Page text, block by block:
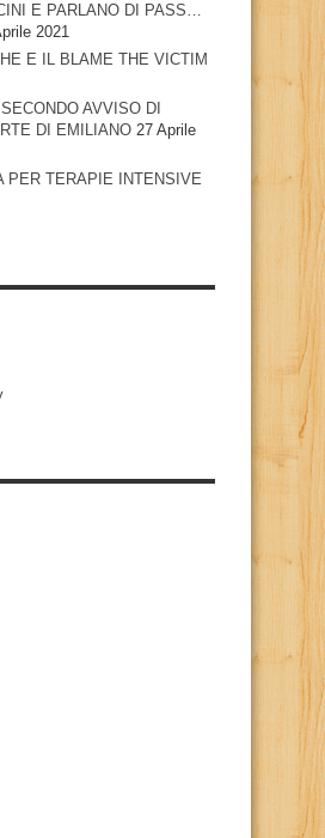
E PARLANO DI PASS…
2021
E IL BLAME THE VICTIM
AVVISO DI
DI EMILIANO 27 Aprile
PER TERAPIE INTENSIVE